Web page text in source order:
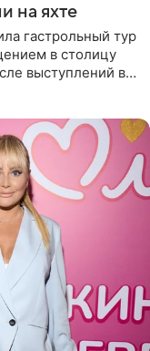
на яхте
гастрольный тур
в столицу
выступлений в